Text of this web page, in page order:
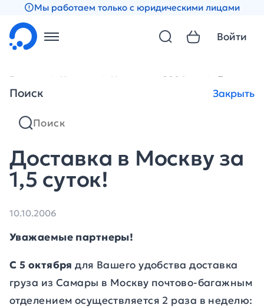
Мы работаем только с юридическими лицами
Поиск Закрыть
Войти
Главная Новости Новости за 2006 год Доставка
Доставка в Москву за
1,5 суток!
10.10.2006
Уважаемые партнеры!
С 5 октября для Вашего удобства доставка
груза из Самары в Москву почтово-багажным
отделением осуществляется 2 раза в неделю: